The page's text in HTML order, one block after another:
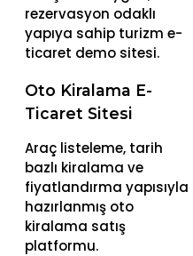
rezervasyon odaklı
yapıya sahip turizm e-
ticaret demo sitesi.
Oto Kiralama E-
Ticaret Sitesi
Araç listeleme, tarih
bazlı kiralama ve
fiyatlandırma yapısıyla
hazırlanmış oto
kiralama satış
platformu.